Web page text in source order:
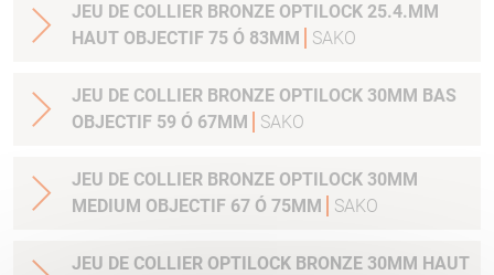
JEU DE COLLIER BRONZE OPTILOCK 25.4.MM
HAUT OBJECTIF 75 Ó 83MM
SAKO
JEU DE COLLIER BRONZE OPTILOCK 30MM BAS
OBJECTIF 59 Ó 67MM
SAKO
JEU DE COLLIER BRONZE OPTILOCK 30MM
MEDIUM OBJECTIF 67 Ó 75MM
SAKO
JEU DE COLLIER OPTILOCK BRONZE 30MM HAUT